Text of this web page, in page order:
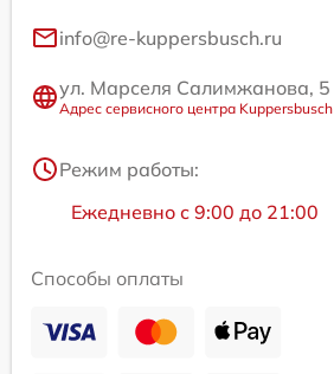
info@re-kuppersbusch.ru
ул. Марселя Салимжанова, 5
Адрес сервисного центра Kuppersbusch
Режим работы:
Ежедневно с 9:00 до 21:00
Способы оплаты